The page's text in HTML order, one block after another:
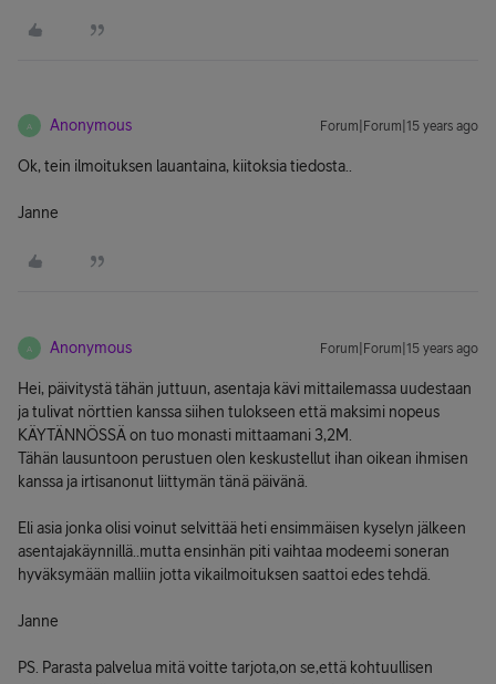
A Anonymous Forum|Forum|15 years ago
Ok, tein ilmoituksen lauantaina, kiitoksia tiedosta..
Janne
A Anonymous Forum|Forum|15 years ago
Hei, päivitystä tähän juttuun, asentaja kävi mittailemassa uudestaan
ja tulivat nörttien kanssa siihen tulokseen että maksimi nopeus
KÄYTÄNNÖSSÄ on tuo monasti mittaamani 3,2M.
Tähän lausuntoon perustuen olen keskustellut ihan oikean ihmisen
kanssa ja irtisanonut liittymän tänä päivänä.
Eli asia jonka olisi voinut selvittää heti ensimmäisen kyselyn jälkeen
asentajakäynnillä..mutta ensinhän piti vaihtaa modeemi soneran
hyväksymään malliin jotta vikailmoituksen saattoi edes tehdä.
Janne
PS. Parasta palvelua mitä voitte tarjota,on se,että kohtuullisen